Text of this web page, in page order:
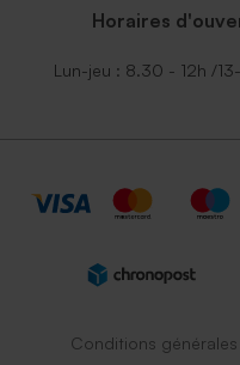
Horaires
Lun-jeu : 8.30 - 12h /
Conditions générales